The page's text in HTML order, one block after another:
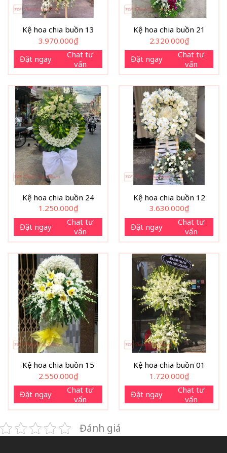
Kệ hoa chia buồn 13
3.970.000₫
Đặt ngay
Chat tư
vấn
Kệ hoa chia buồn 21
2.320.000₫
Đặt ngay
Chat tư
vấn
Kệ hoa chia buồn 24
1.250.000₫
Đặt ngay
Chat tư
vấn
Kệ hoa chia buồn 12
3.630.000₫
Đặt ngay
Chat tư
vấn
Kệ hoa chia buồn 15
2.550.000₫
Đặt ngay
Chat tư
vấn
Kệ hoa chia buồn 01
1.720.000₫
Đặt ngay
Chat tư
vấn
Đánh giá